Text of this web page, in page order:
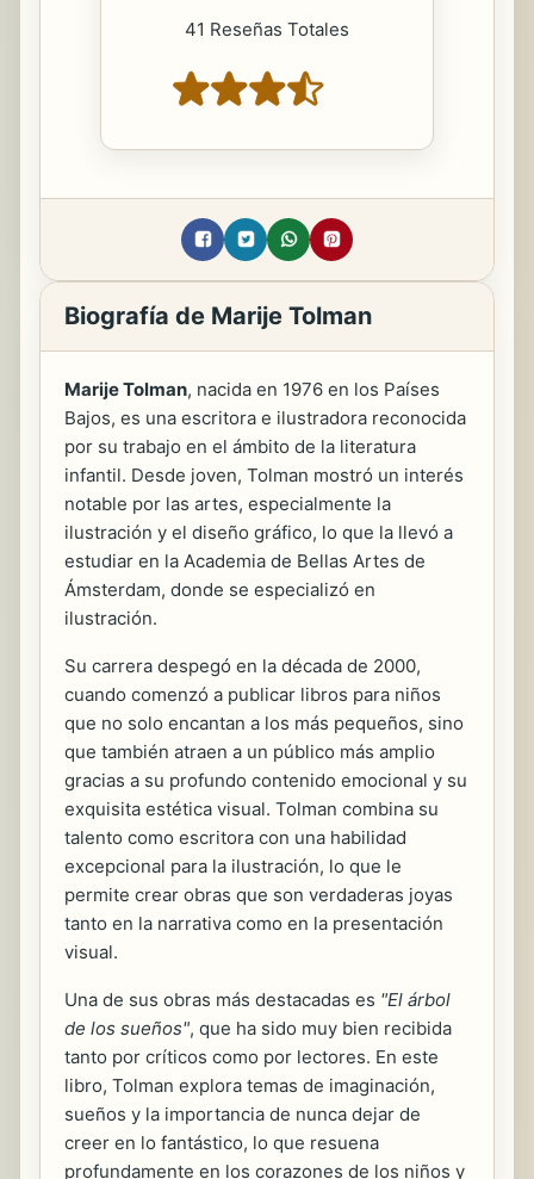
41 Reseñas Totales
Biografía de Marije Tolman
Marije Tolman, nacida en 1976 en los Países
Bajos, es una escritora e ilustradora reconocida
por su trabajo en el ámbito de la literatura
infantil. Desde joven, Tolman mostró un interés
notable por las artes, especialmente la
ilustración y el diseño gráfico, lo que la llevó a
estudiar en la Academia de Bellas Artes de
Ámsterdam, donde se especializó en
ilustración.
Su carrera despegó en la década de 2000,
cuando comenzó a publicar libros para niños
que no solo encantan a los más pequeños, sino
que también atraen a un público más amplio
gracias a su profundo contenido emocional y su
exquisita estética visual. Tolman combina su
talento como escritora con una habilidad
excepcional para la ilustración, lo que le
permite crear obras que son verdaderas joyas
tanto en la narrativa como en la presentación
visual.
Una de sus obras más destacadas es "El árbol
de los sueños", que ha sido muy bien recibida
tanto por críticos como por lectores. En este
libro, Tolman explora temas de imaginación,
sueños y la importancia de nunca dejar de
creer en lo fantástico, lo que resuena
profundamente en los corazones de los niños y